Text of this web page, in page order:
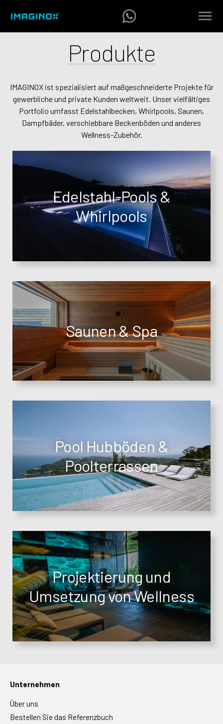
Produkte
IMAGINOX ist spezialisiert auf maßgeschneiderte Projekte für
gewerbliche und private Kunden weltweit. Unser vielfältiges
Portfolio umfasst Edelstahlbecken, Whirlpools, Saunen,
Dampfbäder, verschiebbare Beckenböden und anderes
Wellness-Zubehör.
Edelstahl-Pools &
Whirlpools
Saunen & Spa
Pool Hubböden &
Poolterrassen
Projektierung und
Umsetzung von Wellness
Unternehmen
Über uns
Bestellen Sie das Referenzbuch